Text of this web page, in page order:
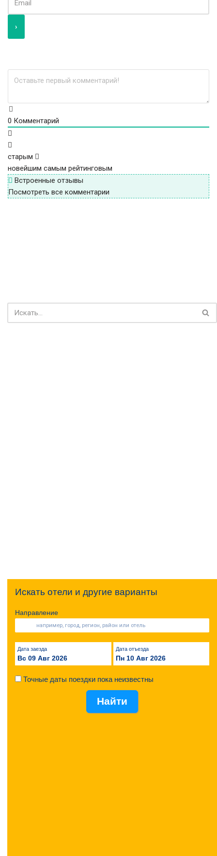
0 Комментарий
старым
новейшим самым рейтинговым
Встроенные отзывы
Посмотреть все комментарии
Искать отели и другие варианты
Направление
Дата заезда
Вс 09 Авг 2026
Дата отъезда
Пн 10 Авг 2026
Точные даты поездки пока неизвестны